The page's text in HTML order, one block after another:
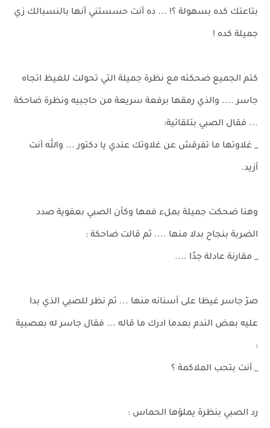
بتاعتك كده بسهولة ؟! ... ده أنت حسستني أنها بالنسبالك زي
جميلة كده !
كتم الجميع ضحكته مع نظرة جميلة التي تحولت للغيظ اتجاه
جاسر .... والذي رمقها برفعة سريعة من حاجبيه ونظرة ضاحكة
... فقال الصبي بتلقائية:
_ غلاوتها ما تفرقش عن غلاوتك عندي يا دكتور ... والله أنت
أزيد.
وهنا ضحكت جميلة بملء فمها وكأن الصبي بعفوية صدد
الضربة بنجاح بدلا منها .... ثم قالت ضاحكة :
_ مقارنة عادلة جدًا ....
صرّ جاسر غيظا على أسنانه منها ... ثم نظر للصبي الذي بدا
عليه بعض الندم بعدما ادرك ما قاله ... فقال جاسر له بعصبية
:
_ أنت بتحب الملاكمة ؟
رد الصبي بنظرة يملؤها الحماس :